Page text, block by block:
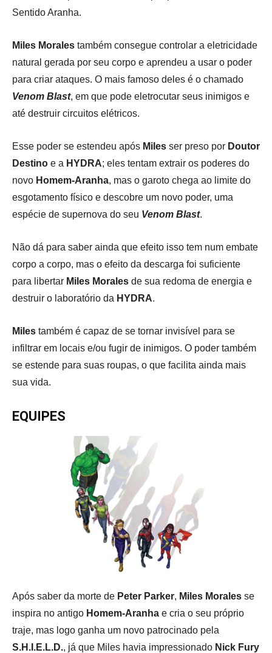
Sentido Aranha.
Miles Morales também consegue controlar a eletricidade
natural gerada por seu corpo e aprendeu a usar o poder
para criar ataques. O mais famoso deles é o chamado
Venom Blast, em que pode eletrocutar seus inimigos e
até destruir circuitos elétricos.
Esse poder se estendeu após Miles ser preso por Doutor
Destino e a HYDRA; eles tentam extrair os poderes do
novo Homem-Aranha, mas o garoto chega ao limite do
esgotamento físico e descobre um novo poder, uma
espécie de supernova do seu Venom Blast.
Não dá para saber ainda que efeito isso tem num embate
corpo a corpo, mas o efeito da descarga foi suficiente
para libertar Miles Morales de sua redoma de energia e
destruir o laboratório da HYDRA.
Miles também é capaz de se tornar invisível para se
infiltrar em locais e/ou fugir de inimigos. O poder também
se estende para suas roupas, o que facilita ainda mais
sua vida.
EQUIPES
Após saber da morte de Peter Parker, Miles Morales se
inspira no antigo Homem-Aranha e cria o seu próprio
traje, mas logo ganha um novo patrocinado pela
S.H.I.E.L.D., já que Miles havia impressionado Nick Fury